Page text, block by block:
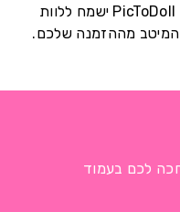
. צוות PicToDoll ישמח ללוות
מההזמנה שלכם.
לכם בעמוד